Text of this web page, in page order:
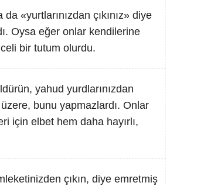
«yurtlarınızdan çıkınız» diye
Oysa eğer onlar kendilerine
bir tutum olurdu.
yahud yurdlarınızdan
bunu yapmazlardı. Onlar
için elbet hem daha hayırlı,
çıkın, diye emretmiş